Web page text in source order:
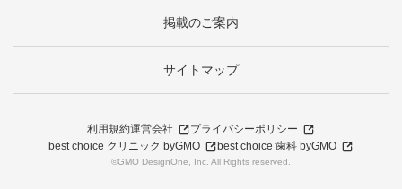
掲載のご案内
サイトマップ
利用規約運営会社
プライバシーポリシー
best choice クリニック byGMO
best choice 歯科 byGMO
©GMO DesignOne, Inc. All Rights reserved.